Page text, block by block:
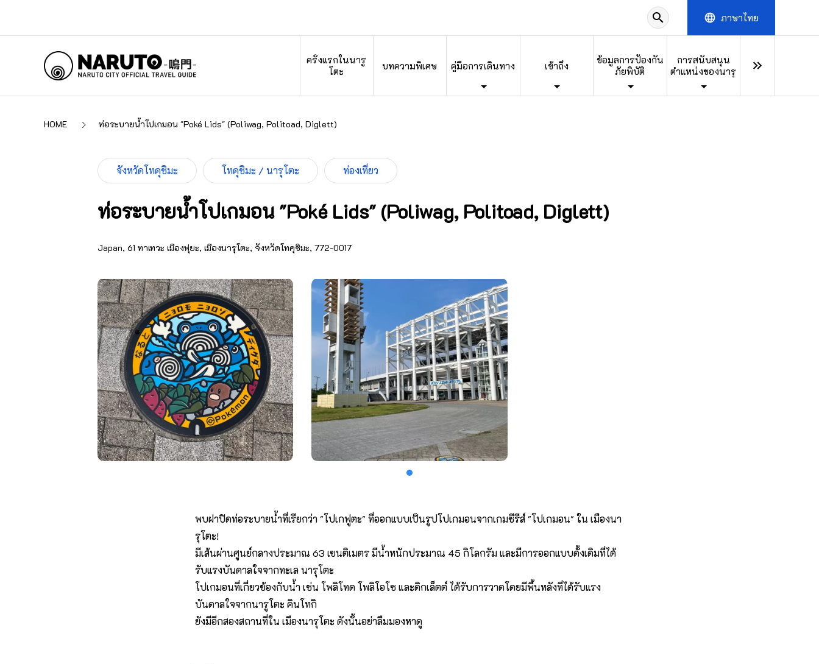
search language ภาษาไทย
ครั้งแรกในนารู
โตะ
บทความพิเศษ คู่มือการเดินทาง เข้าถึง
ข้อมูลการป้องกัน
ภัยพิบัติ
การสนับสนุน
ตำแหน่งของนารุ
keyboard_double_arrow_right
HOME ท่อระบายน้ำโปเกมอน "Poké Lids" (Poliwag, Politoad, Diglett)
จังหวัดโทคุชิมะ โทคุชิมะ / นารุโตะ ท่องเที่ยว
ท่อระบายน้ำโปเกมอน "Poké Lids" (Poliwag, Politoad, Diglett)
Japan, 61 ทาเทวะ เมืองฟุยะ, เมืองนารุโตะ, จังหวัดโทคุชิมะ, 772-0017
พบฝาปิดท่อระบายน้ำที่เรียกว่า "โปเกฟูตะ" ที่ออกแบบเป็นรูปโปเกมอนจากเกมซีรีส์ "โปเกมอน" ใน เมืองนา
รุโตะ!
มีเส้นผ่านศูนย์กลางประมาณ 63 เซนติเมตร มีน้ำหนักประมาณ 45 กิโลกรัม และมีการออกแบบดั้งเดิมที่ได้
รับแรงบันดาลใจจากทะเล นารุโตะ
โปเกมอนที่เกี่ยวข้องกับน้ำ เช่น โพลิโทด โพลิโอโซ และดิกเล็ตต์ ได้รับการวาดโดยมีพื้นหลังที่ได้รับแรง
บันดาลใจจากนารูโตะ คินโทกิ
ยังมีอีกสองสถานที่ใน เมืองนารุโตะ ดังนั้นอย่าลืมมองหาดู